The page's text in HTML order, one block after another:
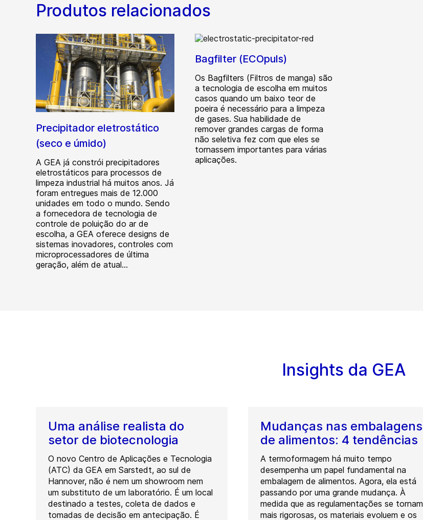
Produtos relacionados
Precipitador eletrostático
(seco e úmido)
A GEA já constrói precipitadores
eletrostáticos para processos de
limpeza industrial há muitos anos. Já
foram entregues mais de 12.000
unidades em todo o mundo. Sendo
a fornecedora de tecnologia de
controle de poluição do ar de
escolha, a GEA oferece designs de
sistemas inovadores, controles com
microprocessadores de última
geração, além de atual...
Bagfilter (ECOpuls)
Os Bagfilters (Filtros de manga) são
a tecnologia de escolha em muitos
casos quando um baixo teor de
poeira é necessário para a limpeza
de gases. Sua habilidade de
remover grandes cargas de forma
não seletiva fez com que eles se
tornassem importantes para várias
aplicações.
Insights da GEA
Uma análise realista do
setor de biotecnologia
O novo Centro de Aplicações e Tecnologia
(ATC) da GEA em Sarstedt, ao sul de
Hannover, não é nem um showroom nem
um substituto de um laboratório. É um local
destinado a testes, coleta de dados e
tomadas de decisão em antecipação. É
Mudanças nas embalagens
de alimentos: 4 tendências
A termoformagem há muito tempo
desempenha um papel fundamental na
embalagem de alimentos. Agora, ela está
passando por uma grande mudança. À
medida que as regulamentações se tornam
mais rigorosas, os materiais evoluem e os